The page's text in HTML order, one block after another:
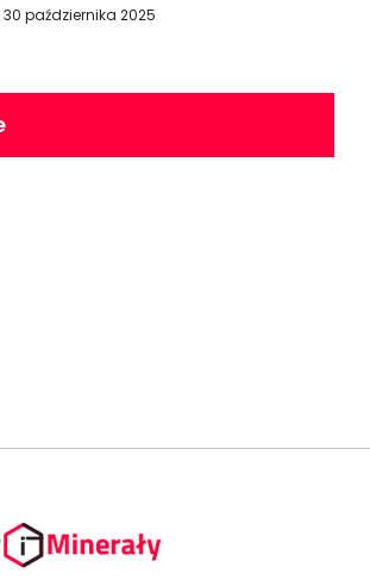
30 października 2025